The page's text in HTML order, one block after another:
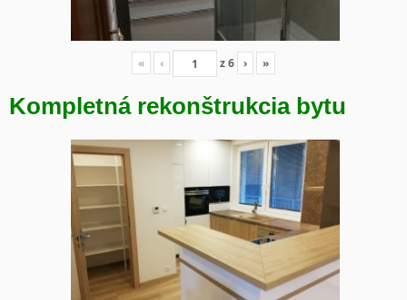
« ‹ z6 › »
Kompletná rekonštrukcia bytu